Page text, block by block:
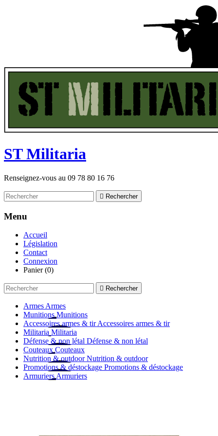
STMilitaria
Renseignez-vous au 09 78 80 16 76
 Rechercher
Menu
Accueil
Législation
Contact
Connexion
Panier (0)
 Rechercher
Armes Armes
Munitions Munitions
Accessoires armes & tir Accessoires armes & tir
Militaria Militaria
Défense & non létal Défense & non létal
Couteaux Couteaux
Nutrition & outdoor Nutrition & outdoor
Promotions & déstockage Promotions & déstockage
Armuriers Armuriers